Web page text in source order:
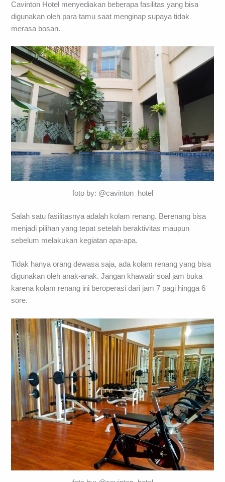
Cavinton Hotel menyediakan beberapa fasilitas yang bisa
digunakan oleh para tamu saat menginap supaya tidak
merasa bosan.
foto by: @cavinton_hotel
Salah satu fasilitasnya adalah kolam renang. Berenang bisa
menjadi pilihan yang tepat setelah beraktivitas maupun
sebelum melakukan kegiatan apa-apa.
Tidak hanya orang dewasa saja, ada kolam renang yang bisa
digunakan oleh anak-anak. Jangan khawatir soal jam buka
karena kolam renang ini beroperasi dari jam 7 pagi hingga 6
sore.